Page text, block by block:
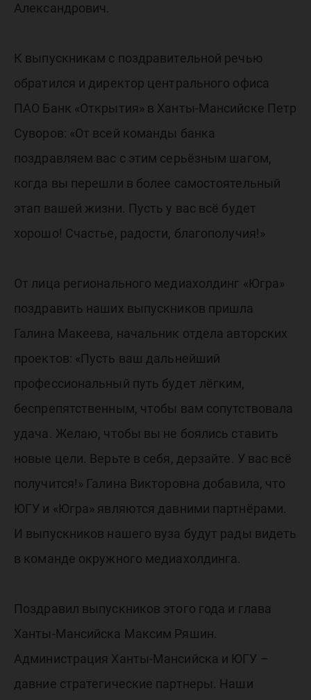
Александрович.
К выпускникам с поздравительной речью
обратился и директор центрального офиса
ПАО Банк «Открытия» в Ханты-Мансийске Петр
Суворов: «От всей команды банка
поздравляем вас с этим серьёзным шагом,
когда вы перешли в более самостоятельный
этап вашей жизни. Пусть у вас всё будет
хорошо! Счастье, радости, благополучия!»
От лица регионального медиахолдинг «Югра»
поздравить наших выпускников пришла
Галина Макеева, начальник отдела авторских
проектов: «Пусть ваш дальнейший
профессиональный путь будет лёгким,
беспрепятственным, чтобы вам сопутствовала
удача. Желаю, чтобы вы не боялись ставить
новые цели. Верьте в себя, дерзайте. У вас всё
получится!» Галина Викторовна добавила, что
ЮГУ и «Югра» являются давними партнёрами.
И выпускников нашего вуза будут рады видеть
в команде окружного медиахолдинга.
Поздравил выпускников этого года и глава
Ханты-Мансийска Максим Ряшин.
Администрация Ханты-Мансийска и ЮГУ –
давние стратегические партнеры. Наши